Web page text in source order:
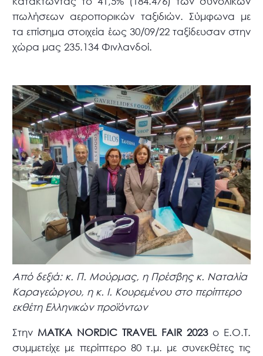
πωλήσεων αεροπορικών ταξιδιών. Σύμφωνα με
τα επίσημα στοιχεία έως 30/09/22 ταξίδευσαν στην
χώρα μας 235.134 Φινλανδοί.
Από δεξιά: κ. Π. Μούρμας, η Πρέσβης κ. Ναταλία
Καραγεώργου, η κ. Ι. Κουρεμένου στο περίπτερο
εκθέτη Ελληνικών προϊόντων
Στην MATKA NORDIC TRAVEL FAIR 2023 ο Ε.Ο.Τ.
συμμετείχε με περίπτερο 80 τ.μ. με συνεκθέτες τις